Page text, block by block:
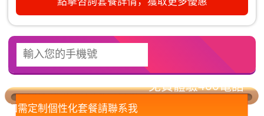
如需定制個性化套餐請聯系我